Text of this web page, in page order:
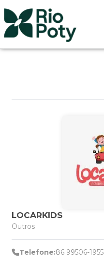
LOCARKIDS
Outros
Telefone:86 99506-1955